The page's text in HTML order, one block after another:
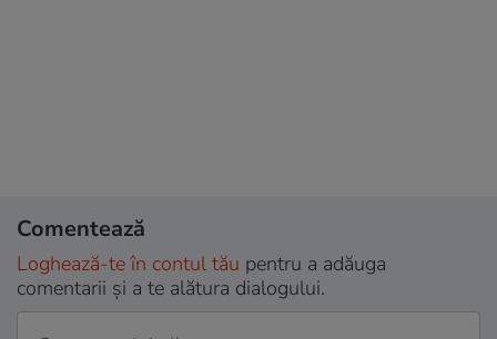
Comentează
Loghează-te în contul tău pentru a adăuga
comentarii și a te alătura dialogului.